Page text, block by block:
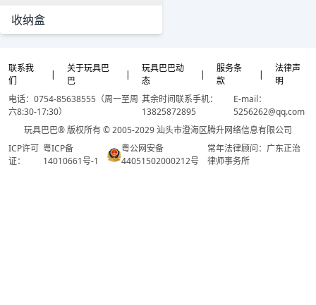
收纳盒
联系我
们
|
关于玩具巴
巴
|
玩具巴巴动
态
|
服务条
款
|
法律声
明
电话：0754-85638555（周一至周
六8:30-17:30）
其余时间联系手机：
13825872895
E-mail：
5256262@qq.com
玩具巴巴® 版权所有 © 2005-2029 汕头市澄海区腾升网络信息有限公司
ICP许可
证：
粤ICP备
14010661号-1
粤公网安备
44051502000212号
常年法律顾问：广东正治
律师事务所